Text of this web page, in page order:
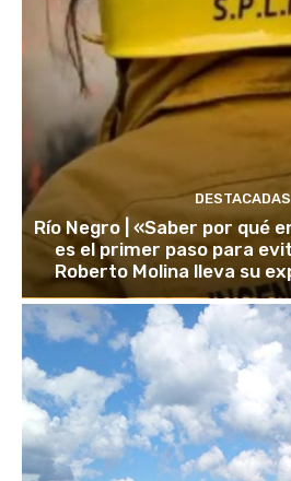
DESTACADAS
Río Negro | «Saber por qué
es el primer paso para
Roberto Molina lleva su